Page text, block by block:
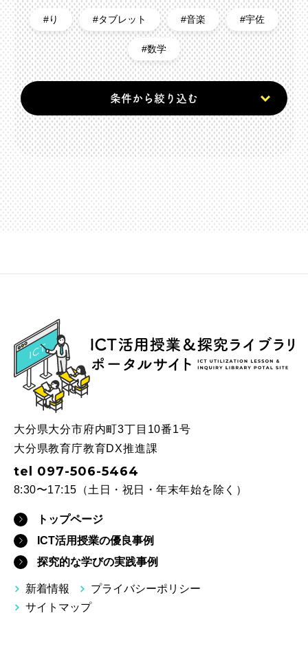
り タブレット 音楽 宇佐
数学
条件から絞り込む
ICT
大分県大分市府内町3丁目10番1号
大分県教育庁教育DX推進課
tel 097-506-5464
8:30〜17:15（土日・祝日・年末年始を除く）
トップページ
ICT活用授業の優良事例
探究的な学びの実践事例
新着情報
プライバシーポリシー
サイトマップ